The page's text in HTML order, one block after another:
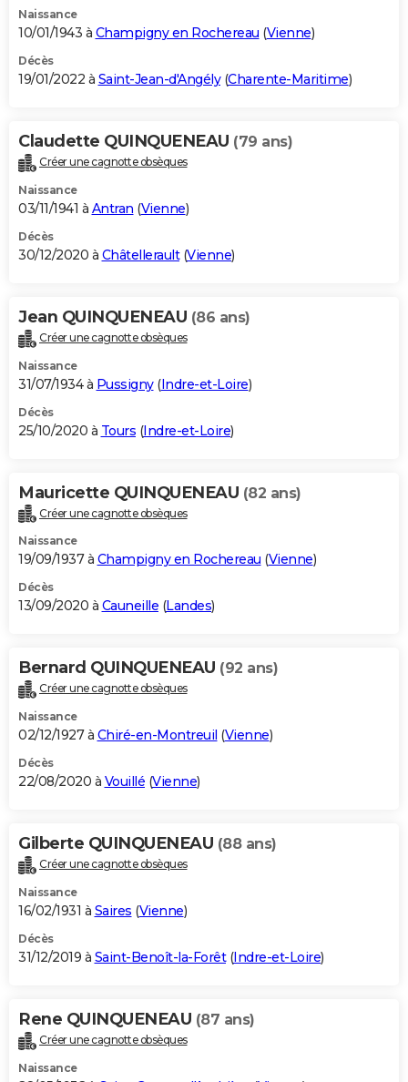
Naissance
10/01/1943 à Champigny en Rochereau (Vienne)
Décès
19/01/2022 à Saint-Jean-d'Angély(Charente-Maritime)
Claudette QUINQUENEAU (79 ans)
Créer une cagnotte obsèques
Naissance
03/11/1941 à Antran (Vienne)
Décès
30/12/2020 à Châtellerault(Vienne)
Jean QUINQUENEAU (86 ans)
Créer une cagnotte obsèques
Naissance
31/07/1934 à Pussigny(Indre-et-Loire)
Décès
25/10/2020 à Tours (Indre-et-Loire)
Mauricette QUINQUENEAU (82 ans)
Créer une cagnotte obsèques
Naissance
19/09/1937 à Champigny en Rochereau (Vienne)
Décès
13/09/2020 à Cauneille (Landes)
Bernard QUINQUENEAU (92 ans)
Créer une cagnotte obsèques
Naissance
02/12/1927 à Chiré-en-Montreuil (Vienne)
Décès
22/08/2020 à Vouillé (Vienne)
Gilberte QUINQUENEAU (88 ans)
Créer une cagnotte obsèques
Naissance
16/02/1931 à Saires (Vienne)
Décès
31/12/2019 à Saint-Benoît-la-Forêt(Indre-et-Loire)
Rene QUINQUENEAU (87 ans)
Créer une cagnotte obsèques
Naissance